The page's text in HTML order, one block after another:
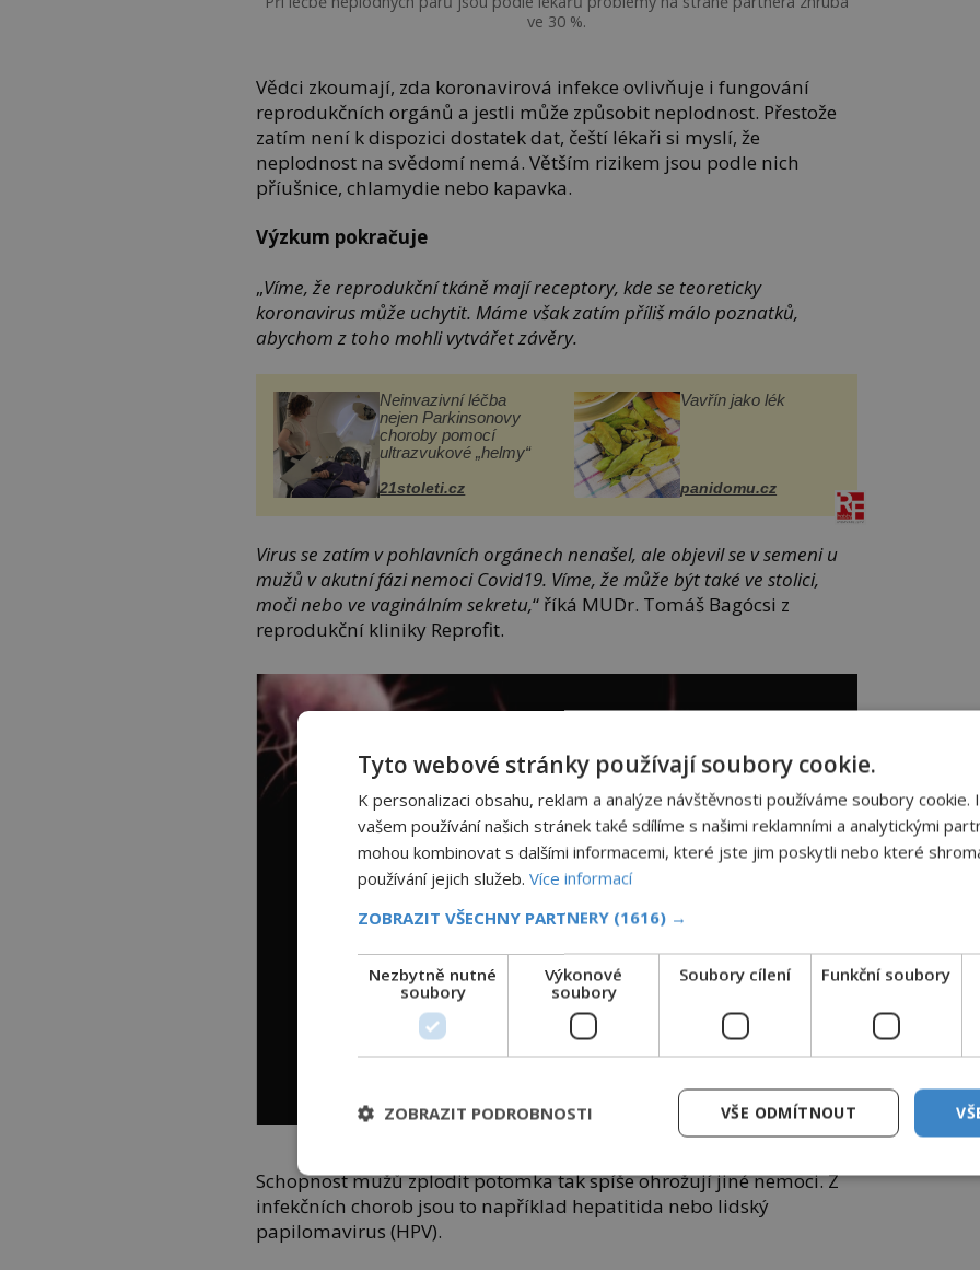
ve 30 %.
Vědci zkoumají, zda koronavirová infekce ovlivňuje i fungování
reprodukčních orgánů a jestli může způsobit neplodnost. Přestože
zatím není k dispozici dostatek dat, čeští lékaři si myslí, že
neplodnost na svědomí nemá. Větším rizikem jsou podle nich
příušnice, chlamydie nebo kapavka.
Výzkum pokračuje
„Víme, že reprodukční tkáně mají receptory, kde se teoreticky
koronavirus může uchytit. Máme však zatím příliš málo poznatků,
abychom z toho mohli vytvářet závěry.
Neinvazivní léčba
nejen Parkinsonovy
choroby pomocí
ultrazvukové „helmy“
21stoleti.cz
Vavřín jako lék
panidomu.cz
Virus se zatím v pohlavních orgánech nenašel, ale objevil se v semeni u
mužů v akutní fázi nemoci Covid19. Víme, že může být také ve stolici,
moči nebo ve vaginálním sekretu,“ říká MUDr. Tomáš Bagócsi z
reprodukční kliniky Reprofit.
Kapavka patří mezi nejrozšířenější sexuálně přenosné nemoci na světě.
Schopnost mužů zplodit potomka tak spíše ohrožují jiné nemoci. Z
infekčních chorob jsou to například hepatitida nebo lidský
papilomavirus (HPV).
Tyto webové stránky používají soubory cookie.
K personalizaci obsahu, reklam a analýze návštěvnosti používáme soubory cookie.
vašem používání našich stránek také sdílíme s našimi reklamními a analytickými
mohou kombinovat s dalšími informacemi, které jste jim poskytli nebo které
používání jejich služeb. Více informací
ZOBRAZIT VŠECHNY PARTNERY (1616) →
Nezbytně nutné
soubory
Výkonové
soubory
Soubory cílení Funkční soubory
VŠE ODMÍTNOUT
ZOBRAZIT PODROBNOSTI